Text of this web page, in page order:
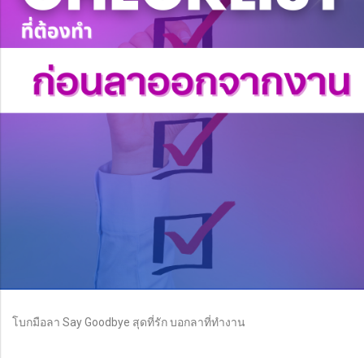
โบกมือลา Say Goodbye สุดที่รัก บอกลาที่ทำงาน